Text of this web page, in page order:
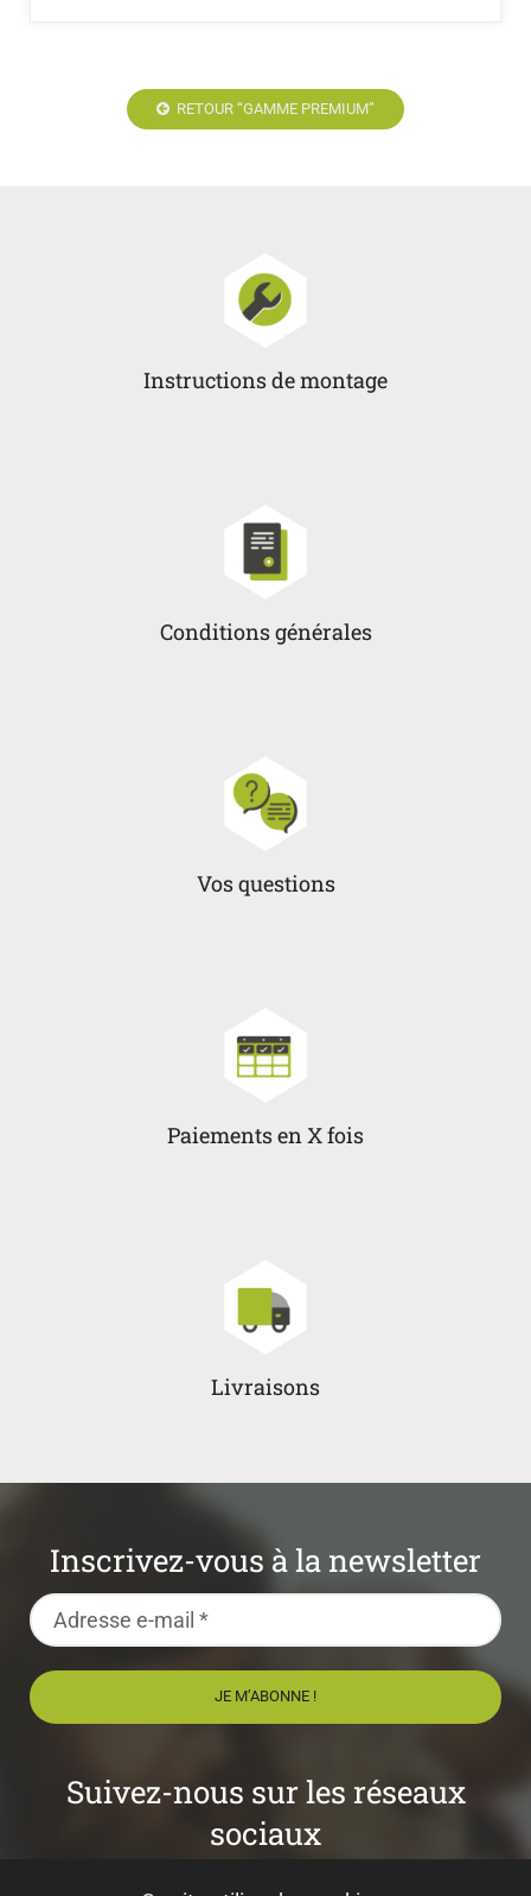
RETOUR “GAMME PREMIUM”
Instructions de montage
Conditions générales
Vos questions
Paiements en X fois
Livraisons
Inscrivez-vous à la newsletter
Suivez-nous sur les réseaux
sociaux